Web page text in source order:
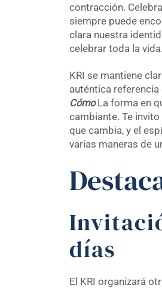
contracción.
siempre puede
clara nuestra
celebrar toda la vida.
KRI se mantiene
auténtica referencia
CómoLa forma en
cambiante. Te
que cambia, y el
varias maneras de
días
El KRI organizará